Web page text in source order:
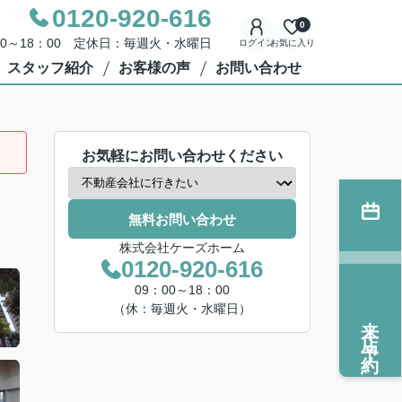
0120-920-616
～18：00 定休日：毎週火・水曜日 ログインお気に入り
0
スタッフ紹介 お客様の声 お問い合わせ
お気軽にお問い合わせください
無料お問い合わせ
株式会社ケーズホーム
0120-920-616
09：00～18：00
（休：毎週火・水曜日）
来店予約